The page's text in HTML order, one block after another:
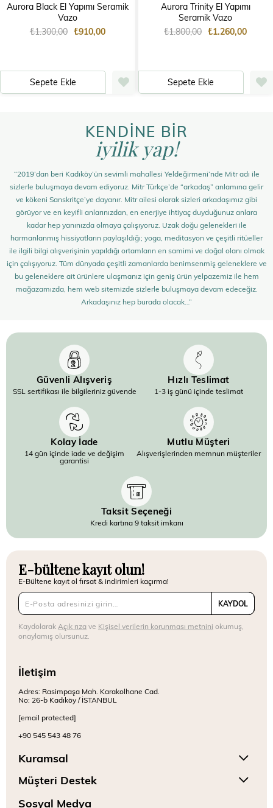
Aurora Black El Yapımı Seramik
Vazo
₺910,00
₺1.300,00
Sepete Ekle
Aurora Trinity El Yapımı
Seramik Vazo
₺1.260,00
₺1.800,00
Sepete Ekle
KENDİNE BİR
iyilik yap!
“2019’dan beri Kadıköy’ün sevimli mahallesi Yeldeğirmeni’nde Mitr adı ile
sizlerle buluşmaya devam ediyoruz. Mitr Türkçe’de “arkadaş” anlamına gelir
ve kökeni Sanskritçe’ye dayanır. Mitr ailesi olarak sizleri arkadaşımız gibi
görüyor ve en keyifli anlarınızdan, en enerjiye ihtiyaç duyduğunuz anlara
kadar hep yanınızda olmaya çalışıyoruz. Uzak doğu gelenekleri ile
harmanlanmış hissiyatların paylaşıldığı; yoga, meditasyon ve çeşitli ritüeller
ile ilgili bilgi alışverişinin yapıldığı ortamların en samimi ve doğal olanı olmak
için çalışıyoruz. Tüm dünyada çeşitli zamanlarda benimsenmiş geleneklere ve
bu geleneklere ait ürünlere ulaşmanız için geniş ürün yelpazemiz ile hem
mağazamızda, hem web sitemizde sizlerle buluşmaya devam edeceğiz.
Arkadaşınız hep burada olacak…”
Güvenli Alışveriş
SSL sertifikası ile bilgileriniz güvende
Hızlı Teslimat
1-3 iş günü içinde teslimat
Kolay İade
14 gün içinde iade ve değişim
garantisi
Mutlu Müşteri
Alışverişlerinden memnun müşteriler
Taksit Seçeneği
Kredi kartına 9 taksit imkanı
E-bültene kayıt olun!
E-Bültene kayıt ol fırsat & indirimleri kaçırma!
KAYDOL
KaydolarakAçık rızave Kişisel verilerin korunması metnini okumuş,
onaylamış olursunuz.
İletişim
Adres: Rasimpaşa Mah. Karakolhane Cad.
No: 26-b Kadıköy / İSTANBUL
[email protected]
+90 545 543 48 76
Kuramsal
Müşteri Destek
Sosyal Medya